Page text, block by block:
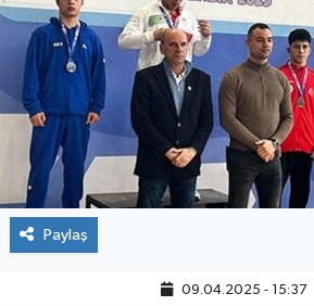
Paylaş
09.04.2025 - 15:37